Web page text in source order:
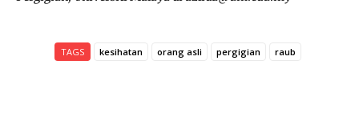
TAGS kesihatan orang asli pergigian raub